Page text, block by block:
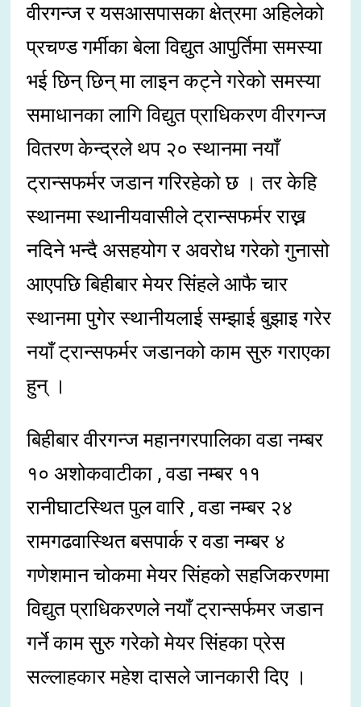
वीरगन्ज र यसआसपासका क्षेत्रमा अहिलेको
प्रचण्ड गर्मीका बेला विद्युत आपुर्तिमा समस्या
भई छिन् छिन् मा लाइन कट्ने गरेको समस्या
समाधानका लागि विद्युत प्राधिकरण वीरगन्ज
वितरण केन्द्रले थप २० स्थानमा नयाँ
ट्रान्सफर्मर जडान गरिरहेको छ । तर केहि
स्थानमा स्थानीयवासीले ट्रान्सफर्मर राख्न
नदिने भन्दै असहयोग र अवरोध गरेको गुनासो
आएपछि बिहीबार मेयर सिंहले आफै चार
स्थानमा पुगेर स्थानीयलाई सम्झाई बुझाइ गरेर
नयाँ ट्रान्सफर्मर जडानको काम सुरु गराएका
हुन् ।
बिहीबार वीरगन्ज महानगरपालिका वडा नम्बर
१० अशोकवाटीका , वडा नम्बर ११
रानीघाटस्थित पुल वारि , वडा नम्बर २४
रामगढवास्थित बसपार्क र वडा नम्बर ४
गणेशमान चोकमा मेयर सिंहको सहजिकरणमा
विद्युत प्राधिकरणले नयाँ ट्रान्सर्फमर जडान
गर्ने काम सुरु गरेको मेयर सिंहका प्रेस
सल्लाहकार महेश दासले जानकारी दिए ।